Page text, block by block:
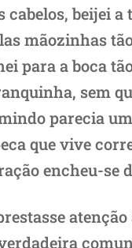
cabelos, beijei a
mãozinhas
para a boca
sem
parecia um
que vive
encheu-se